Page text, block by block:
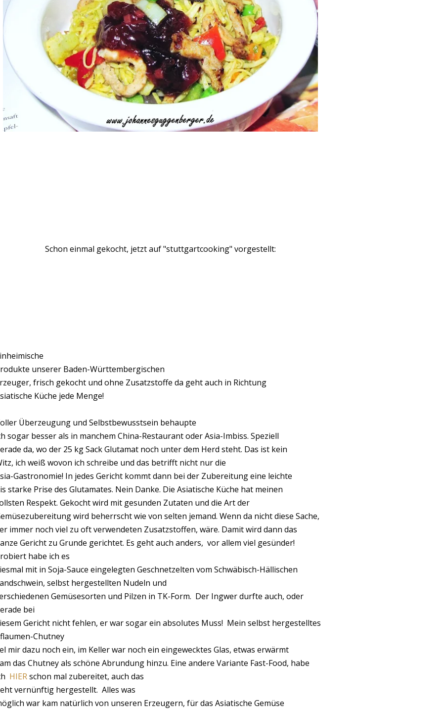
Schon einmal gekocht, jetzt auf "stuttgartcooking" vorgestellt:
unserer Baden-Württembergischen
frisch gekocht und ohne Zusatzstoffe da geht auch in Richtung
Küche jede Menge!
Überzeugung und Selbstbewusstsein behaupte
sogar besser als in manchem China-Restaurant oder Asia-Imbiss. Speziell
da, wo der 25 kg Sack Glutamat noch unter dem Herd steht. Das ist kein
ich weiß wovon ich schreibe und das betrifft nicht nur die
Gastronomie! In jedes Gericht kommt dann bei der Zubereitung eine leichte
starke Prise des Glutamates. Nein Danke. Die Asiatische Küche hat meinen
Respekt. Gekocht wird mit gesunden Zutaten und die Art der
wird beherrscht wie von selten jemand. Wenn da nicht diese Sache,
immer noch viel zu oft verwendeten Zusatzstoffen, wäre. Damit wird dann das
Gericht zu Grunde gerichtet. Es geht auch anders, vor allem viel gesünder!
habe ich es
mit in Soja-Sauce eingelegten Geschnetzelten vom Schwäbisch-Hällischen
selbst hergestellten Nudeln und
Gemüsesorten und Pilzen in TK-Form. Der Ingwer durfte auch, oder
bei
Gericht nicht fehlen, er war sogar ein absolutes Muss! Mein selbst hergestelltes
Chutney
mir dazu noch ein, im Keller war noch ein eingewecktes Glas, etwas erwärmt
das Chutney als schöne Abrundung hinzu. Eine andere Variante Fast-Food, habe
HIERschon mal zubereitet, auch das
vernünftig hergestellt. Alles was
war kam natürlich von unseren Erzeugern, für das Asiatische Gemüse